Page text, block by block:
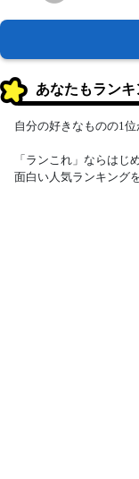
あなたもラン
自分の好きなものの1
「ランこれ」ならはじ
面白い人気ランキング